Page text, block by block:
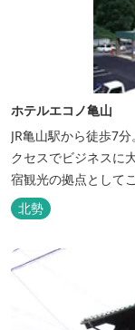
ホテルエコノ亀山
JR亀山駅から徒歩7
クセスでビジネスに
宿観光の拠点として
ス）、無料駐車場付
北勢